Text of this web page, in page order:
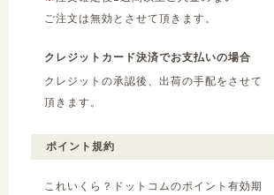
ご注文は無効とさせて頂きます。
クレジットカード決済でお支払いの場合
クレジットの承認後、出荷の手配をさせて
頂きます。
ポイント規約
これいくら？ドットコムのポイント有効期